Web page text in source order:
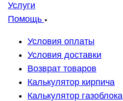
Услуги
Помощь
Условия оплаты
Условия доставки
Возврат товаров
Калькулятор кирпича
Калькулятор газоблока